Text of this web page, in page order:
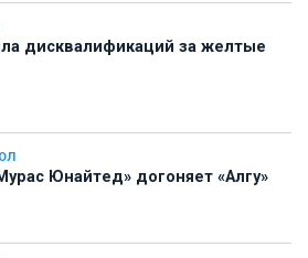
дисквалификаций за желтые
Юнайтед» догоняет «Алгу»